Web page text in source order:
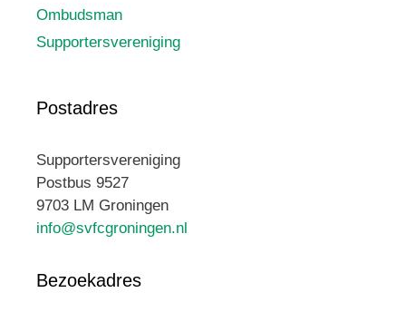
Ombudsman
Supportersvereniging
Postadres
Supportersvereniging
Postbus 9527
9703 LM Groningen
info@svfcgroningen.nl
Bezoekadres